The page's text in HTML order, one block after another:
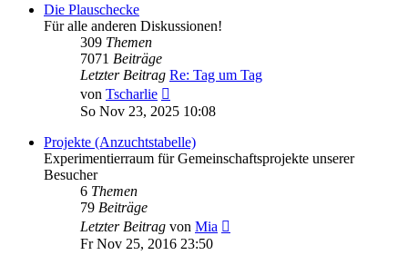
Die Plauschecke
Für alle anderen Diskussionen!
309 Themen
7071 Beiträge
Letzter Beitrag Re: Tag um Tag
von Tscharlie
Beitrag
So Nov 23, 2025 10:08
Projekte (Anzuchtstabelle)
Experimentierraum für Gemeinschaftsprojekte unserer
Besucher
6 Themen
79 Beiträge
Letzter Beitrag von Mia
Fr Nov 25, 2016 23:50